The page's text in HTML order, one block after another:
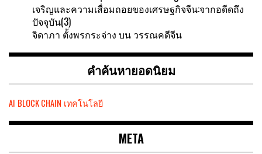
เจริญและความเสื่อมถอยของเศรษฐกิจจีน:จากอดีดถึง
ปัจจุบัน(3)
จิดาภา ตั้งพรกระจ่าง บน วรรณคดีจีน
คำค้นหายอดนิยม
AI BLOCK CHAIN เทคโนโลยี
META